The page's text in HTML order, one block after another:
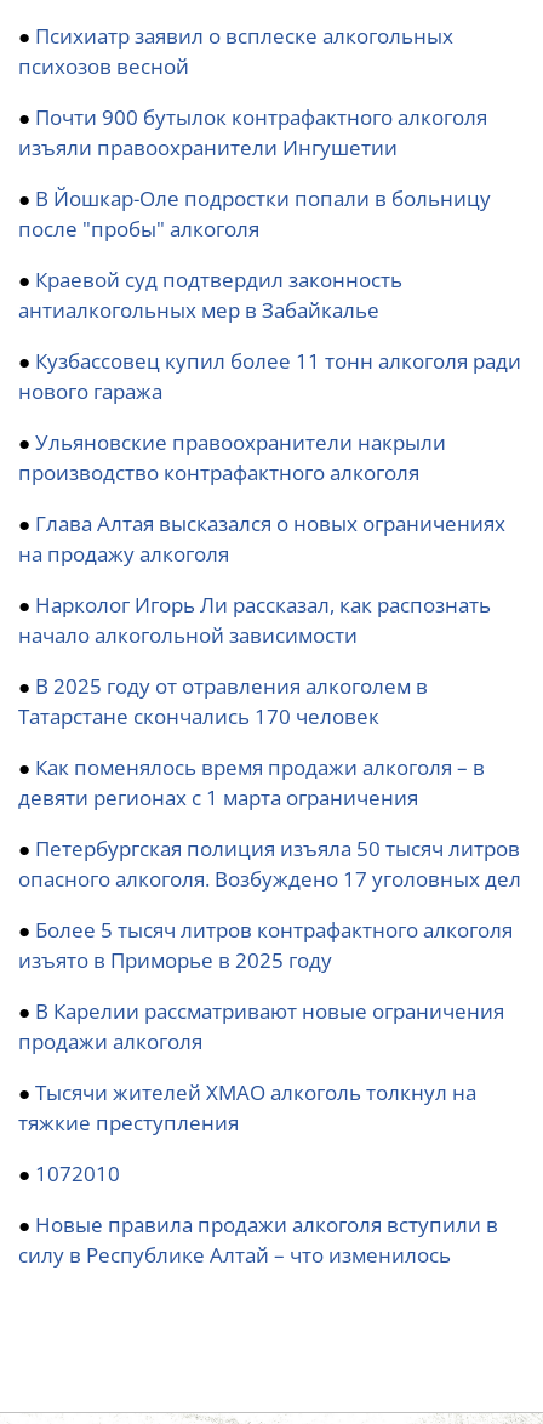
● Психиатр заявил о всплеске алкогольных
психозов весной
● Почти 900 бутылок контрафактного алкоголя
изъяли правоохранители Ингушетии
● В Йошкар-Оле подростки попали в больницу
после "пробы" алкоголя
● Краевой суд подтвердил законность
антиалкогольных мер в Забайкалье
● Кузбассовец купил более 11 тонн алкоголя ради
нового гаража
● Ульяновские правоохранители накрыли
производство контрафактного алкоголя
● Глава Алтая высказался о новых ограничениях
на продажу алкоголя
● Нарколог Игорь Ли рассказал, как распознать
начало алкогольной зависимости
● В 2025 году от отравления алкоголем в
Татарстане скончались 170 человек
● Как поменялось время продажи алкоголя – в
девяти регионах с 1 марта ограничения
● Петербургская полиция изъяла 50 тысяч литров
опасного алкоголя. Возбуждено 17 уголовных дел
● Более 5 тысяч литров контрафактного алкоголя
изъято в Приморье в 2025 году
● В Карелии рассматривают новые ограничения
продажи алкоголя
● Тысячи жителей ХМАО алкоголь толкнул на
тяжкие преступления
● 1072010
● Новые правила продажи алкоголя вступили в
силу в Республике Алтай – что изменилось